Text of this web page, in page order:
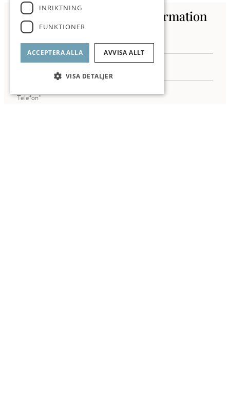
Kontakta oss för mer information
INRIKTNING
FUNKTIONER
ACCEPTERA ALLA AVVISA ALLT
VISA DETALJER